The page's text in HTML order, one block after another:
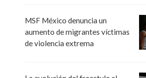
MSF México denuncia un
aumento de migrantes víctimas
de violencia extrema